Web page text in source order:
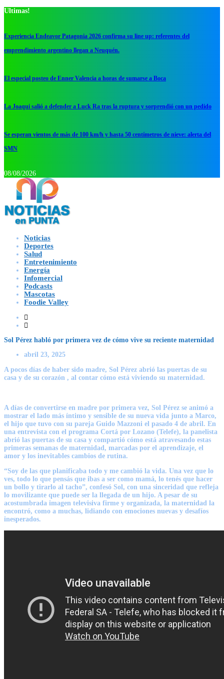
Ultimas!
Experiencia Endeavor Patagonia 2026 confirma su line up: referentes del
emprendimiento argentino llegan a Neuquén.
El especial posteo de Enner Valencia a horas de sumarse a Boca
La Joaqui salió a defender a Luck Ra tras la ruptura y sorprendió con un pedido
Se esperan vientos de más de 100 km/h y hasta 50 centímetros de nieve: alerta del
SMN
08/08/2026
Noticias
Deportes
Salud
Entretenimiento
Energía
Infomercial
Podcasts
Mascotas
Foodie Valley
Sol Pérez habló por primera vez de cómo vive su reciente maternidad
abril 23, 2025
A pocos días de haber sido madre, Sol Pérez abrió las puertas de su
casa y de su corazón , al contar cómo está viviendo su maternidad.
A días de convertirse en madre por primera vez, Sol Pérez se animó a
mostrar el lado más íntimo y sensible de su nueva vida junto a Marco,
el hijo que tuvo con su pareja Guido Mazzoni el pasado 4 de abril. En
una entrevista con el programa Cortá por Lozano (Telefe), la panelista
abrió las puertas de su casa y compartió cómo está atravesando estas
primeras semanas de maternidad, marcadas por el aprendizaje, el
amor y los inevitables cambios de rutina.
“Soy de las que planificaba todo y me cambió la vida. Una vez que lo
ves, todo lo que pensás que ibas a ser como mamá, lo tenés que hacer
un bollo y tirarlo al tacho”, confesó Sol, con una sinceridad que refleja
lo movilizante que puede ser la llegada de un hijo. A pesar de su
acostumbrada imagen televisiva firme y organizada, la maternidad la
encontró, como a muchas, lidiando con emociones nuevas y desafíos
inesperados.